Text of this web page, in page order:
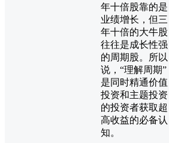
年十倍股靠的是
业绩增长，但三
年十倍的大牛股
往往是成长性强
的周期股。所以
说，“理解周期”
是同时精通价值
投资和主题投资
的投资者获取超
高收益的必备认
知。